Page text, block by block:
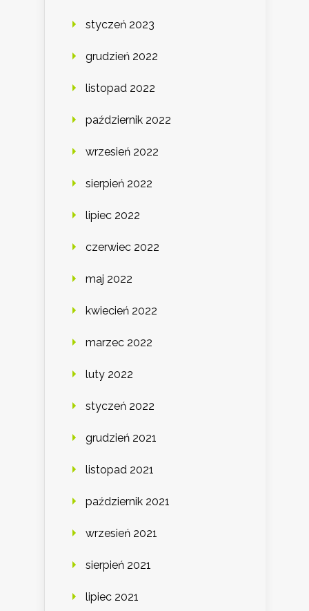
styczeń 2023
grudzień 2022
listopad 2022
październik 2022
wrzesień 2022
sierpień 2022
lipiec 2022
czerwiec 2022
maj 2022
kwiecień 2022
marzec 2022
luty 2022
styczeń 2022
grudzień 2021
listopad 2021
październik 2021
wrzesień 2021
sierpień 2021
lipiec 2021